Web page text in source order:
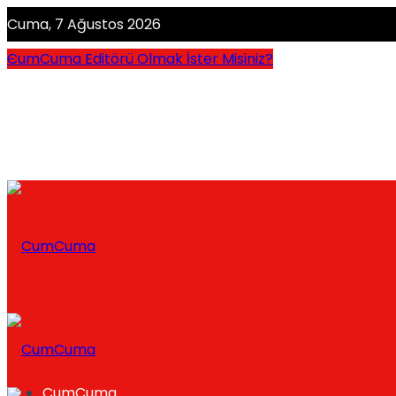
Cuma, 7 Ağustos 2026
CumCuma Editörü Olmak İster Misiniz?